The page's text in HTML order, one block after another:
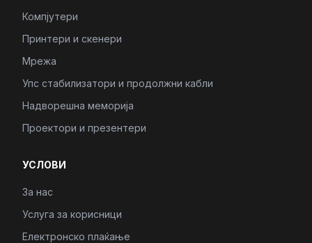
Компјутери
Принтери и скенери
Мрежа
Упс стабилизатори и продолжни кабли
Надворешна меморија
Проектори и презентери
УСЛОВИ
За нас
Услуга за корисници
Електронско плаќање